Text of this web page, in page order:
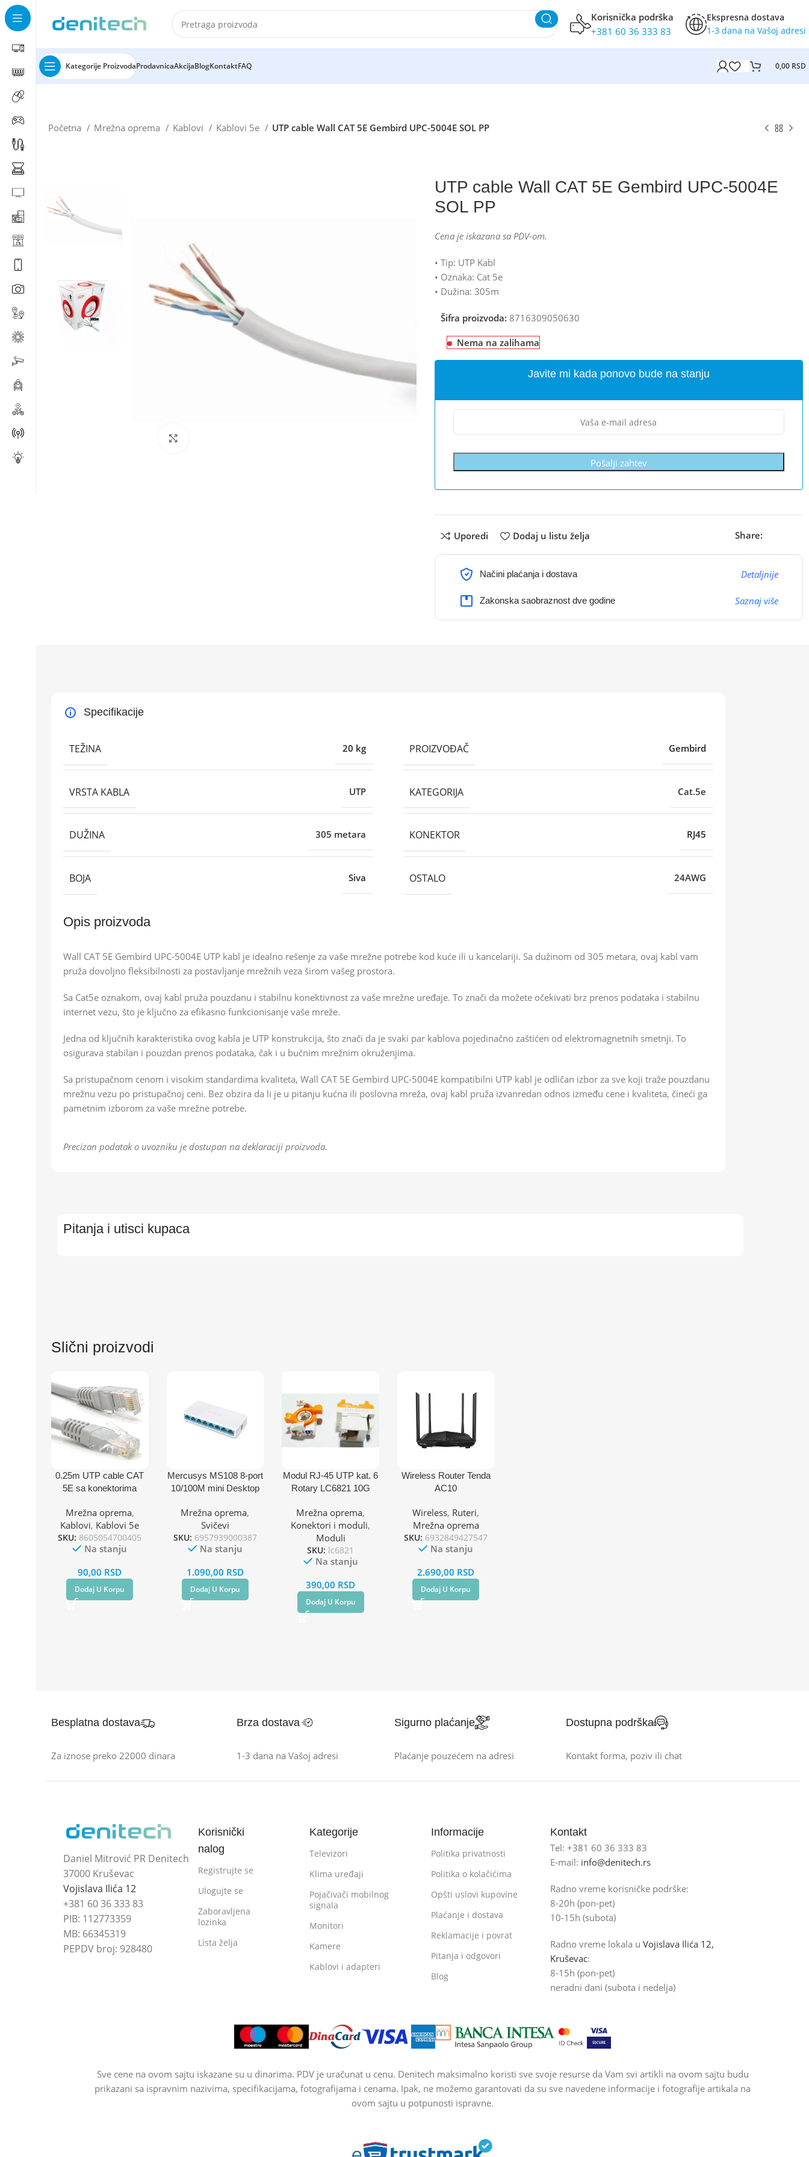
Korisnička podrška
+381 60 36 333 83
Ekspresna dostava
1-3 dana na Vašoj adresi
Kategorije ProizvodaProdavnicaAkcijaBlogKontaktFAQ 0,00 RSD
Početna Mrežna oprema Kablovi Kablovi 5e UTP cable Wall CAT 5E Gembird UPC-5004E SOL PP
UTP cable Wall CAT 5E Gembird UPC-5004E
SOL PP
Cena je iskazana sa PDV-om.
• Tip: UTP Kabl
• Oznaka: Cat 5e
• Dužina: 305m
Šifra proizvoda: 8716309050630
Nema na zalihama
Javite mi kada ponovo bude na stanju
Pošalji zahtev
Uporedi Dodaj u listu želja Share:
Načini plaćanja i dostava Detaljnije
Zakonska saobraznost dve godine Saznaj više
Specifikacije
TEŽINA 20 kg PROIZVOĐAČ Gembird
VRSTA KABLA UTP KATEGORIJA Cat.5e
DUŽINA 305 metara KONEKTOR RJ45
BOJA Siva OSTALO 24AWG
Opis proizvoda
Wall CAT 5E Gembird UPC-5004E UTP kabl je idealno rešenje za vaše mrežne potrebe kod kuće ili u kancelariji. Sa dužinom od 305 metara, ovaj kabl vam
pruža dovoljno fleksibilnosti za postavljanje mrežnih veza širom vašeg prostora.
Sa Cat5e oznakom, ovaj kabl pruža pouzdanu i stabilnu konektivnost za vaše mrežne uređaje. To znači da možete očekivati brz prenos podataka i stabilnu
internet vezu, što je ključno za efikasno funkcionisanje vaše mreže.
Jedna od ključnih karakteristika ovog kabla je UTP konstrukcija, što znači da je svaki par kablova pojedinačno zaštićen od elektromagnetnih smetnji. To
osigurava stabilan i pouzdan prenos podataka, čak i u bučnim mrežnim okruženjima.
Sa pristupačnom cenom i visokim standardima kvaliteta, Wall CAT 5E Gembird UPC-5004E kompatibilni UTP kabl je odličan izbor za sve koji traže pouzdanu
mrežnu vezu po pristupačnoj ceni. Bez obzira da li je u pitanju kućna ili poslovna mreža, ovaj kabl pruža izvanredan odnos između cene i kvaliteta, čineći ga
pametnim izborom za vaše mrežne potrebe.
Precizan podatak o uvozniku je dostupan na deklaraciji proizvoda.
Pitanja i utisci kupaca
Slični proizvodi
0.25m UTP cable CAT
5E sa konektorima
Mrežna oprema,
Kablovi, Kablovi 5e
SKU: 8605054700405
Na stanju
90,00 RSD
Dodaj U Korpu
Mercusys MS108 8-port
10/100M mini Desktop
Mrežna oprema,
Svičevi
SKU: 6957939000387
Na stanju
1.090,00 RSD
Dodaj U Korpu
Modul RJ-45 UTP kat. 6
Rotary LC6821 10G
Mrežna oprema,
Konektori i moduli,
Moduli
SKU: lc6821
Na stanju
390,00 RSD
Dodaj U Korpu
Wireless Router Tenda
AC10
dBi/1WAN/3LAN/Repeat
er/AP
Wireless, Ruteri,
Mrežna oprema
SKU: 6932849427547
Na stanju
2.690,00 RSD
Dodaj U Korpu
Besplatna dostava
Za iznose preko 22000 dinara
Brza dostava
1-3 dana na Vašoj adresi
Sigurno plaćanje
Plaćanje pouzećem na adresi
Dostupna podrška
Kontakt forma, poziv ili chat
Daniel Mitrović PR Denitech
37000 Kruševac
Vojislava Ilića 12
+381 60 36 333 83
PIB: 112773359
MB: 66345319
PEPDV broj: 928480
Korisnički
nalog
Registrujte se
Ulogujte se
Zaboravljena
lozinka
Lista želja
Kategorije
Televizori
Klima uređaji
Pojačivači mobilnog
signala
Monitori
Kamere
Kablovi i adapteri
Informacije
Politika privatnosti
Politika o kolačićima
Opšti uslovi kupovine
Plaćanje i dostava
Reklamacije i povrat
Pitanja i odgovori
Blog
Kontakt
Tel: +381 60 36 333 83
E-mail: info@denitech.rs
Radno vreme korisničke podrške:
8-20h (pon-pet)
10-15h (subota)
Radno vreme lokala u Vojislava Ilića 12,
Kruševac:
8-15h (pon-pet)
neradni dani (subota i nedelja)
Sve cene na ovom sajtu iskazane su u dinarima. PDV je uračunat u cenu. Denitech maksimalno koristi sve svoje resurse da Vam svi artikli na ovom sajtu budu
prikazani sa ispravnim nazivima, specifikacijama, fotografijama i cenama. Ipak, ne možemo garantovati da su sve navedene informacije i fotografije artikala na
ovom sajtu u potpunosti ispravne.